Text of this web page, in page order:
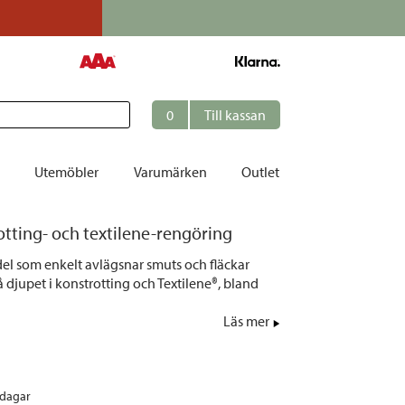
0 Till kassan
Utemöbler Varumärken Outlet
och textilene-rengöring
som enkelt avlägsnar smuts och fläckar
djupet i konstrotting och Textilene®, bland
Läs mer